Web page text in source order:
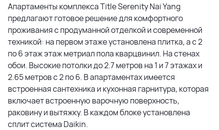
Апартаменты комплекса Title Serenity Nai Yang
предлагают готовое решение для комфортного
проживания с продуманной отделкой и современной
техникой: на первом этаже установлена плитка, а с 2
по 6 этаж этаж метриал пола кварцвинил. На стенах
обои. Высокие потолки до 2.7 метров на 1 и 7 этажах и
2.65 метров с 2 по 6. В апартаментах имеется
встроенная сантехника и кухонная гарнитура, которая
включает встроенную варочную поверхность,
раковину и вытяжку. В каждом блоке установлена
сплит система Daikin.